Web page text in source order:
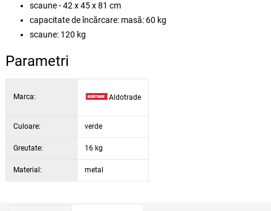
scaune - 42 x 45 x 81 cm
capacitate de încărcare: masă: 60 kg
scaune: 120 kg
Parametri
Marca: Aldotrade
Culoare: verde
Greutate: 16 kg
Material: metal